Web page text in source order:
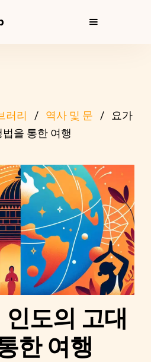
러리 역사 및 문
요가
을 통한 여행
도의 고대
한 여행